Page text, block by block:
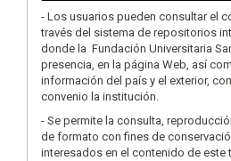
- Los usuarios pueden consultar el
través del sistema de repositorios
donde la Fundación Universitaria
presencia, en la página Web, así
información del país y el exterior,
convenio la institución.
- Se permite la consulta,
de formato con fines de
interesados en el contenido de